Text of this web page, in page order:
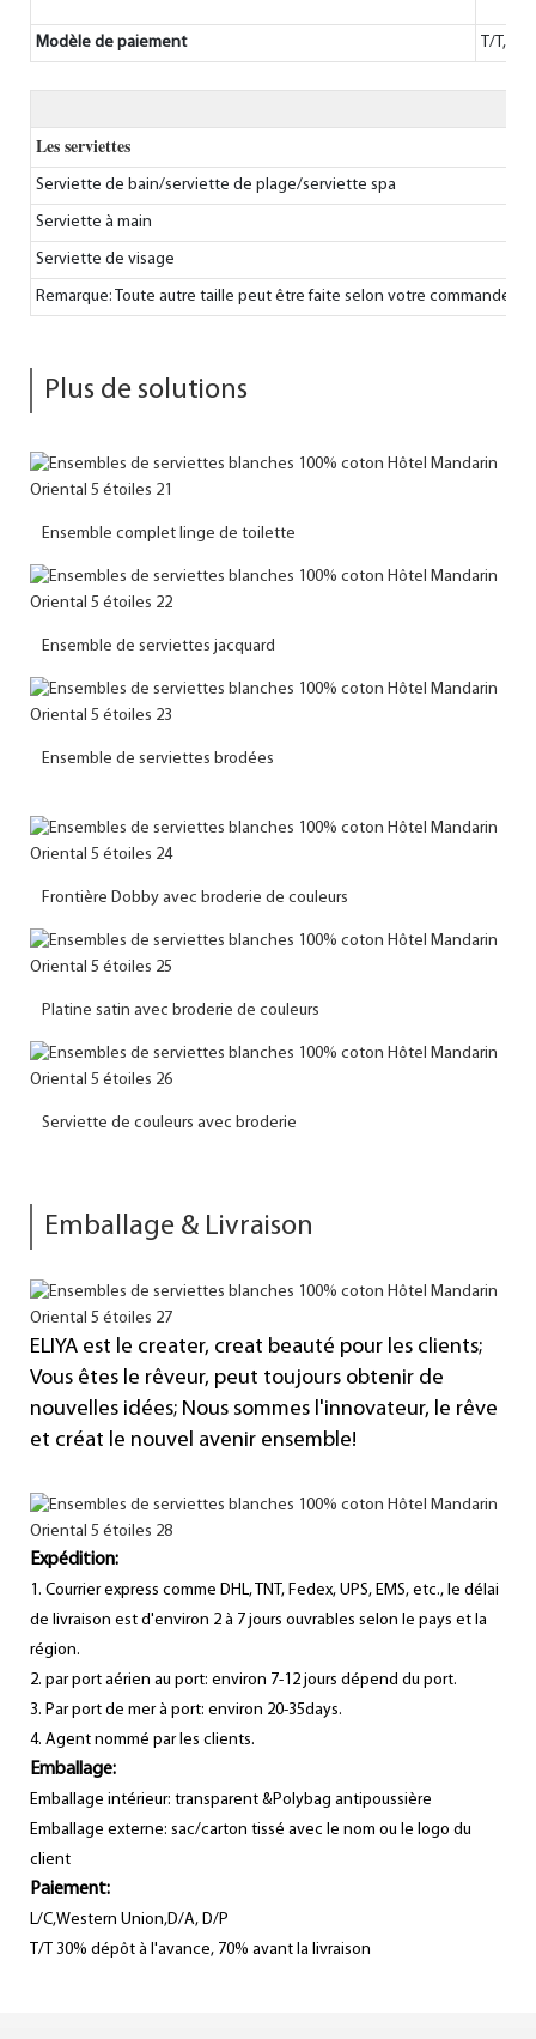
Modèle de paiement T/T, L/
Les serviettes
Serviette de bain/serviette de plage/serviette spa
Serviette à main
Serviette de visage
Remarque: Toute autre taille peut être faite selon votre commande.
Plus de solutions
Ensemble complet linge de toilette
Ensemble de serviettes jacquard
Ensemble de serviettes brodées
Frontière Dobby avec broderie de couleurs
Platine satin avec broderie de couleurs
Serviette de couleurs avec broderie
Emballage & Livraison
ELIYA est le creater, creat beauté pour les clients;
Vous êtes le rêveur, peut toujours obtenir de
nouvelles idées; Nous sommes l'innovateur, le rêve
et créat le nouvel avenir ensemble!
Expédition:
1. Courrier express comme DHL, TNT, Fedex, UPS, EMS, etc., le délai
de livraison est d'environ 2 à 7 jours ouvrables selon le pays et la
région.
2. par port aérien au port: environ 7-12 jours dépend du port.
3. Par port de mer à port: environ 20-35days.
4. Agent nommé par les clients.
Emballage:
Emballage intérieur: transparent &Polybag antipoussière
Emballage externe: sac/carton tissé avec le nom ou le logo du
client
Paiement:
L/C,Western Union,D/A, D/P
T/T 30% dépôt à l'avance, 70% avant la livraison